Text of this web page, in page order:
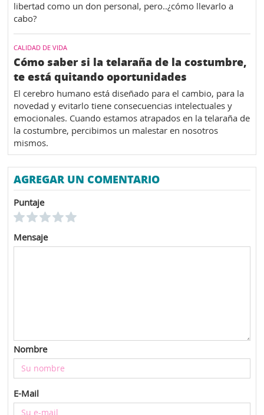
libertad como un don personal, pero..¿cómo llevarlo a
cabo?
CALIDAD DE VIDA
Cómo saber si la telaraña de la costumbre,
te está quitando oportunidades
El cerebro humano está diseñado para el cambio, para la
novedad y evitarlo tiene consecuencias intelectuales y
emocionales. Cuando estamos atrapados en la telaraña de
la costumbre, percibimos un malestar en nosotros
mismos.
AGREGAR UN COMENTARIO
Puntaje
Mensaje
Nombre
E-Mail